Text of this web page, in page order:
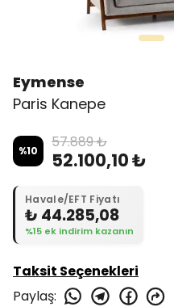
Eymense
Paris Kanepe
%10 57.889 ₺
52.100,10 ₺
Havale/EFT Fiyatı
₺ 44.285,08
%15 ek indirim kazanın
Taksit Seçenekleri
Paylaş: